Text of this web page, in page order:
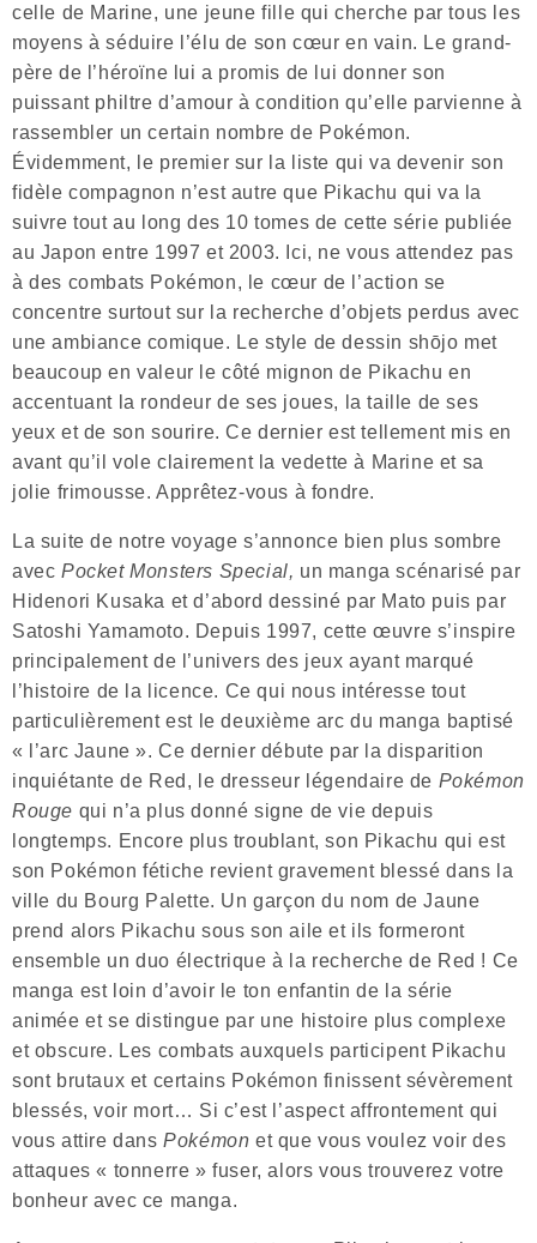
celle de Marine, une jeune fille qui cherche par tous les
moyens à séduire l’élu de son cœur en vain. Le grand-
père de l’héroïne lui a promis de lui donner son
puissant philtre d’amour à condition qu’elle parvienne à
rassembler un certain nombre de Pokémon.
Évidemment, le premier sur la liste qui va devenir son
fidèle compagnon n’est autre que Pikachu qui va la
suivre tout au long des 10 tomes de cette série publiée
au Japon entre 1997 et 2003. Ici, ne vous attendez pas
à des combats Pokémon, le cœur de l’action se
concentre surtout sur la recherche d’objets perdus avec
une ambiance comique. Le style de dessin shōjo met
beaucoup en valeur le côté mignon de Pikachu en
accentuant la rondeur de ses joues, la taille de ses
yeux et de son sourire. Ce dernier est tellement mis en
avant qu’il vole clairement la vedette à Marine et sa
jolie frimousse. Apprêtez-vous à fondre.
La suite de notre voyage s’annonce bien plus sombre
avec Pocket Monsters Special, un manga scénarisé par
Hidenori Kusaka et d’abord dessiné par Mato puis par
Satoshi Yamamoto. Depuis 1997, cette œuvre s’inspire
principalement de l’univers des jeux ayant marqué
l’histoire de la licence. Ce qui nous intéresse tout
particulièrement est le deuxième arc du manga baptisé
« l’arc Jaune ». Ce dernier débute par la disparition
inquiétante de Red, le dresseur légendaire de Pokémon
Rouge qui n’a plus donné signe de vie depuis
longtemps. Encore plus troublant, son Pikachu qui est
son Pokémon fétiche revient gravement blessé dans la
ville du Bourg Palette. Un garçon du nom de Jaune
prend alors Pikachu sous son aile et ils formeront
ensemble un duo électrique à la recherche de Red ! Ce
manga est loin d’avoir le ton enfantin de la série
animée et se distingue par une histoire plus complexe
et obscure. Les combats auxquels participent Pikachu
sont brutaux et certains Pokémon finissent sévèrement
blessés, voir mort… Si c’est l’aspect affrontement qui
vous attire dansPokémonet que vous voulez voir des
attaques « tonnerre » fuser, alors vous trouverez votre
bonheur avec ce manga.